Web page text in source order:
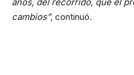
cambios”, continuó.